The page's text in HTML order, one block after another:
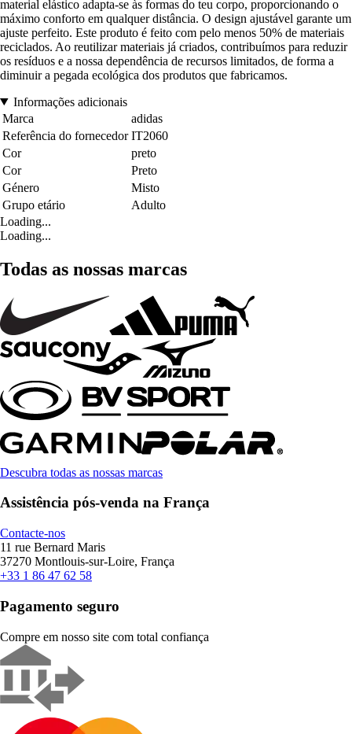
material elástico adapta-se às formas do teu corpo, proporcionando o
máximo conforto em qualquer distância. O design ajustável garante um
ajuste perfeito. Este produto é feito com pelo menos 50% de materiais
reciclados. Ao reutilizar materiais já criados, contribuímos para reduzir
os resíduos e a nossa dependência de recursos limitados, de forma a
diminuir a pegada ecológica dos produtos que fabricamos.
Informações adicionais
Marca
adidas
Referência do fornecedor IT2060
Cor
preto
Cor
Preto
Género
Misto
Grupo etário
Adulto
Loading...
Loading...
Todas as nossas marcas
Descubra todas as nossas marcas
Assistência pós-venda na França
Contacte-nos
11 rue Bernard Maris
37270 Montlouis-sur-Loire, França
+33 1 86 47 62 58
Pagamento seguro
Compre em nosso site com total confiança